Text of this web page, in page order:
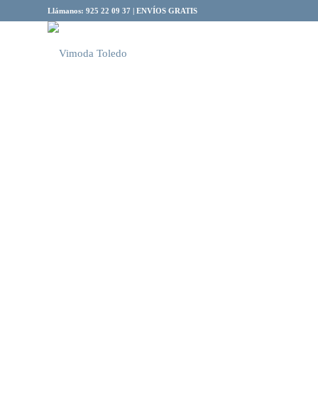
Llámanos: 925 22 09 37 | ENVÍOS GRATIS